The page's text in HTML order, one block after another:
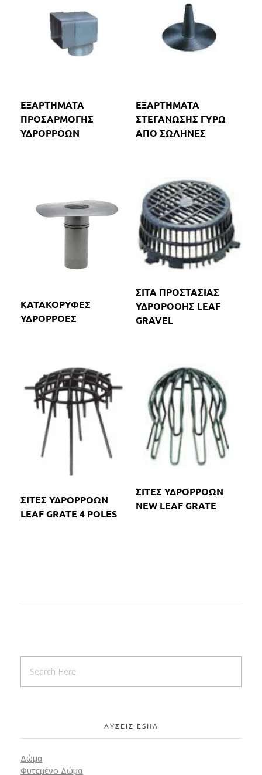
ΕΞΑΡΤΗΜΑΤΑ
ΠΡΟΣΑΡΜΟΓΗΣ
ΥΔΡΟΡΡΟΩΝ
ΕΞΑΡΤΗΜΑΤΑ
ΣΤΕΓΑΝΩΣΗΣ ΓΥΡΩ
ΑΠΟ ΣΩΛΗΝΕΣ
ΚΑΤΑΚΟΡΥΦΕΣ
ΥΔΡΟΡΡΟΕΣ
ΣΙΤΑ ΠΡΟΣΤΑΣΙΑΣ
ΥΔΡΟΡΟΟΗΣ LEAF
GRAVEL
ΣΙΤΕΣ ΥΔΡΟΡΡΟΩΝ
LEAF GRATE 4 POLES
ΣΙΤΕΣ ΥΔΡΟΡΡΟΩΝ
NEW LEAF GRATE
ΛΥΣΕΙΣ ESHA
Δώμα
Φυτεμένο Δώμα